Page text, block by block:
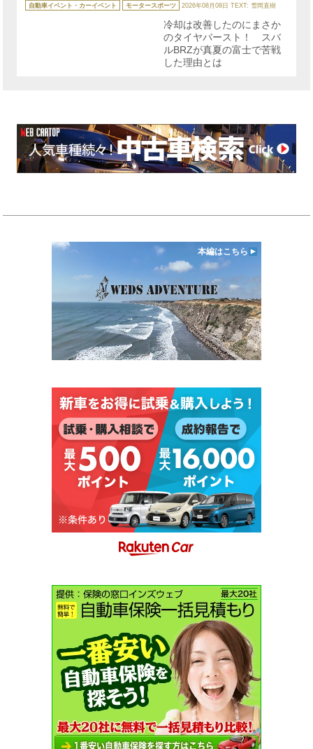
テ
ゴ
自動車イベント・カーイベント モータースポーツ 2026年08月08日 TEXT: 雪岡直樹
冷却は改善したのにまさか
のタイヤバースト！ スバ
ルBRZが真夏の富士で苦戦
した理由とは
本編はこちら